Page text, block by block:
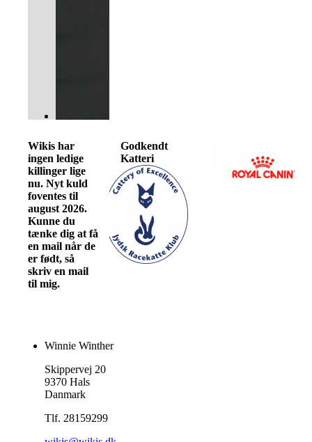
Wikis har
ingen ledige
killinger lige
nu. Nyt kuld
foventes til
august 2026.
Kunne du
tænke dig at få
en mail når de
er født, så
skriv en mail
til mig.
Godkendt
Katteri
Winnie Winther
Skippervej 20
9370 Hals
Danmark
Tlf. 28159299